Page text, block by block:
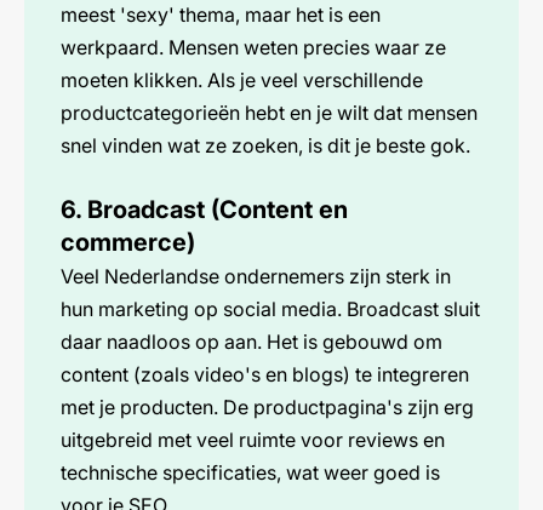
meest 'sexy' thema, maar het is een
werkpaard. Mensen weten precies waar ze
moeten klikken. Als je veel verschillende
productcategorieën hebt en je wilt dat mensen
snel vinden wat ze zoeken, is dit je beste gok.
6. Broadcast (Content en
commerce)
Veel Nederlandse ondernemers zijn sterk in
hun marketing op social media. Broadcast sluit
daar naadloos op aan. Het is gebouwd om
content (zoals video's en blogs) te integreren
met je producten. De productpagina's zijn erg
uitgebreid met veel ruimte voor reviews en
technische specificaties, wat weer goed is
voor je SEO.